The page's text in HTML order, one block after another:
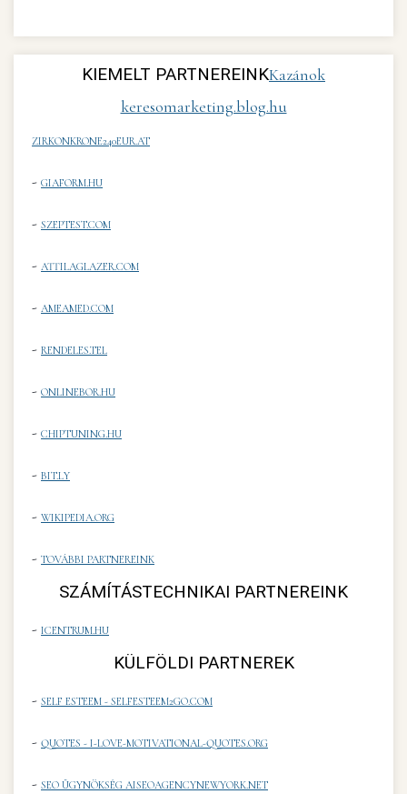
KIEMELT PARTNEREINKKazánok
keresomarketing.blog.hu
ZIRKONKRONE240EUR.AT
- GIAFORM.HU
- SZEPTEST.COM
- ATTILAGLAZER.COM
- AMEAMED.COM
- RENDELES.TEL
- ONLINEBOR.HU
- CHIPTUNING.HU
- BIT.LY
- WIKIPEDIA.ORG
- TOVÁBBI PARTNEREINK
SZÁMÍTÁSTECHNIKAI PARTNEREINK
- ICENTRUM.HU
KÜLFÖLDI PARTNEREK
- SELF ESTEEM - SELFESTEEM2GO.COM
- QUOTES - I-LOVE-MOTIVATIONAL-QUOTES.ORG
- SEO ÜGYNÖKSÉG AISEOAGENCYNEWYORK.NET